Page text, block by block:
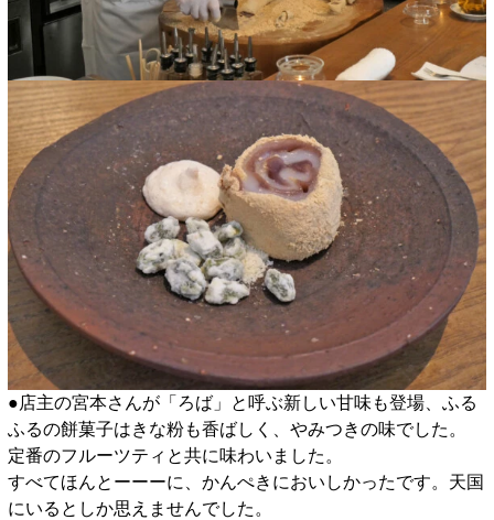
●店主の宮本さんが「ろば」と呼ぶ新しい甘味も登場、ふる
ふるの餅菓子はきな粉も香ばしく、やみつきの味でした。
定番のフルーツティと共に味わいました。
すべてほんとーーーに、かんぺきにおいしかったです。天国
にいるとしか思えませんでした。